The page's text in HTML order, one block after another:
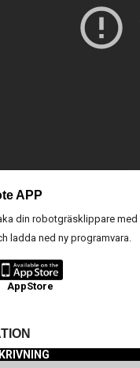
APP
din robotgräsklippare
ladda ned ny programvara.
AppStore